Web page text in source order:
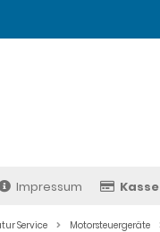
Impressum Kasse
Service Motorsteuergeräte